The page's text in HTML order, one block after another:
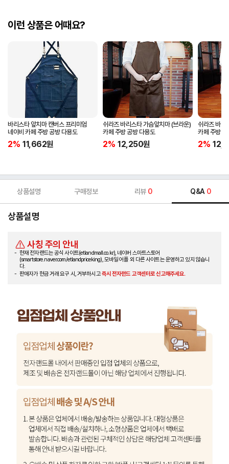
이런 상품은 어때요?
바리스타 앞치마 캔버스 프리미엄
네이비 카페 주방 공방 다용도
2% 11,662원
쉬라즈 바리스타 가슴앞치마 (브라운)
카페 주방 공방 다용도
2% 12,250원
쉬라즈 바리
카페 주방 공
2%
상품설명 구매정보 리뷰 0 Q&A 0
상품설명
사칭 주의 안내
현재 전자랜드는 공식 사이트(etlandmall.co.kr), 네이버 스마트스토어
(smartstore.naver.com/etlandpriceking), 모바일 어플 외 다른 사이트는 운영하고 있지 않습니
다.
판매자가 현금 거래 요구 시, 거부하시고즉시 전자랜드 고객센터로 신고해주세요.